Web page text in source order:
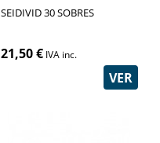
SEIDIVID 30 SOBRES
21,50 € IVA inc.
VER